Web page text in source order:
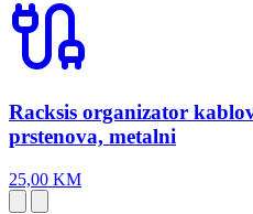
Racksis organizator
prstenova, metalni
25,00 KM